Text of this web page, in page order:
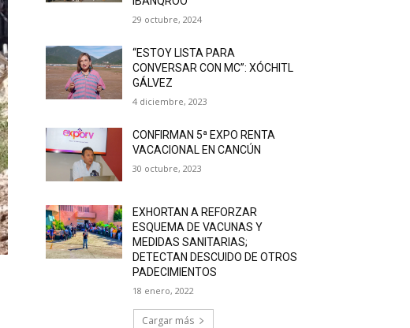
29 octubre, 2024
“ESTOY LISTA PARA
CONVERSAR CON MC”: XÓCHITL
GÁLVEZ
4 diciembre, 2023
CONFIRMAN 5ª EXPO RENTA
VACACIONAL EN CANCÚN
30 octubre, 2023
EXHORTAN A REFORZAR
ESQUEMA DE VACUNAS Y
MEDIDAS SANITARIAS;
DETECTAN DESCUIDO DE OTROS
PADECIMIENTOS
18 enero, 2022
Cargar más